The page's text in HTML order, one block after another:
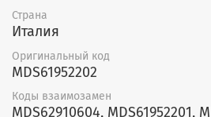
Страна
Италия
Оригинальный код
MDS61952202
Коды взаимозамен
MDS62910604, MDS61952201,